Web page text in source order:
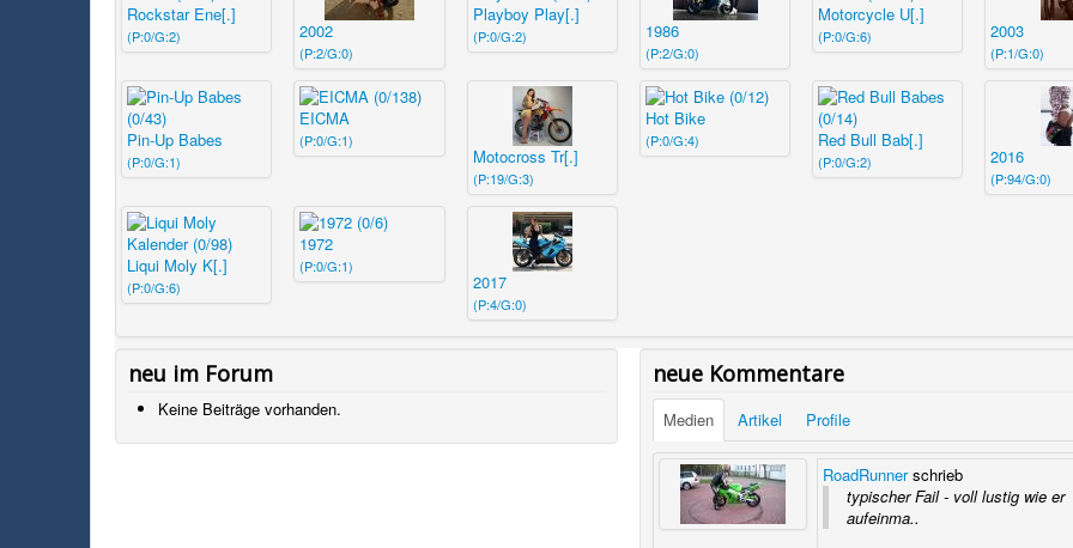
Rockstar Ene[.]
(P:0/G:2) 2002
(P:2/G:0)
Playboy Play[.]
(P:0/G:2) 1986
(P:2/G:0)
Motorcycle U[.]
(P:0/G:6) 2003
(P:1/G:0)
Pin-Up Babes
(P:0/G:1)
EICMA
(P:0/G:1)
Motocross Tr[.]
(P:19/G:3)
Hot Bike
(P:0/G:4) Red Bull Bab[.]
(P:0/G:2) 2016
(P:94/G:0)
Liqui Moly K[.]
(P:0/G:6)
1972
(P:0/G:1)
2017
(P:4/G:0)
neu im Forum
Keine Beiträge vorhanden.
neue Kommentare
Medien Artikel Profile
RoadRunnerschrieb
typischer Fail - voll lustig wie er
aufeinma..